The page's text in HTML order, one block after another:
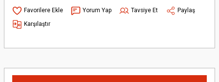
Yorum Yap Tavsiye Et
Paylaş
Karşılaştır